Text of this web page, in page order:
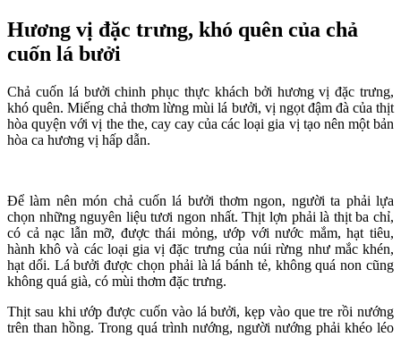
Hương vị đặc trưng, khó quên của chả
cuốn lá bưởi
Chả cuốn lá bưởi chinh phục thực khách bởi hương vị đặc trưng,
khó quên. Miếng chả thơm lừng mùi lá bưởi, vị ngọt đậm đà của thịt
hòa quyện với vị the the, cay cay của các loại gia vị tạo nên một bản
hòa ca hương vị hấp dẫn.
Để làm nên món chả cuốn lá bưởi thơm ngon, người ta phải lựa
chọn những nguyên liệu tươi ngon nhất. Thịt lợn phải là thịt ba chỉ,
có cả nạc lẫn mỡ, được thái mỏng, ướp với nước mắm, hạt tiêu,
hành khô và các loại gia vị đặc trưng của núi rừng như mắc khén,
hạt dổi. Lá bưởi được chọn phải là lá bánh tẻ, không quá non cũng
không quá già, có mùi thơm đặc trưng.
Thịt sau khi ướp được cuốn vào lá bưởi, kẹp vào que tre rồi nướng
trên than hồng. Trong quá trình nướng, người nướng phải khéo léo